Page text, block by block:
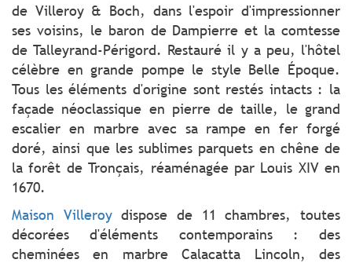
de Villeroy & Boch, dans l'espoir d'impressionner
ses voisins, le baron de Dampierre et la comtesse
de Talleyrand-Périgord. Restauré il y a peu, l'hôtel
célèbre en grande pompe le style Belle Époque.
Tous les éléments d'origine sont restés intacts : la
façade néoclassique en pierre de taille, le grand
escalier en marbre avec sa rampe en fer forgé
doré, ainsi que les sublimes parquets en chêne de
la forêt de Tronçais, réaménagée par Louis XIV en
1670.
Maison Villeroydispose de 11 chambres, toutes
décorées d'éléments contemporains : des
cheminées en marbre Calacatta Lincoln, des